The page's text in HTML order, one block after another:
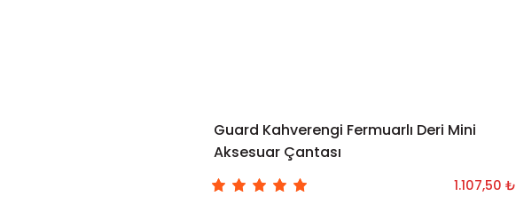
Guard Kahverengi Fermuarlı Deri Mini
Aksesuar Çantası
1.107,50 ₺